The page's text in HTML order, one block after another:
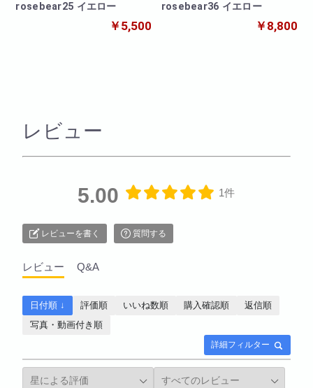
rosebear25 イエロー
￥5,500
rosebear36 イエロー
￥8,800
レビュー
5.00 1件
レビューを書く 質問する
レビュー Q&A
詳細フィルター
日付順 ↓ 評価順 いいね数順 購入確認順
返信順
写真・動画付き順